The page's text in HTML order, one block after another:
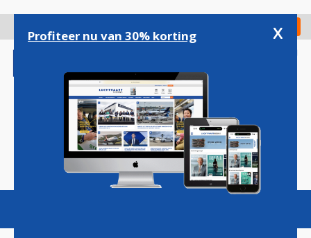
gaan
Check in
Magazine Podcasts Vacatures
Profiteer nu van 30% korting x